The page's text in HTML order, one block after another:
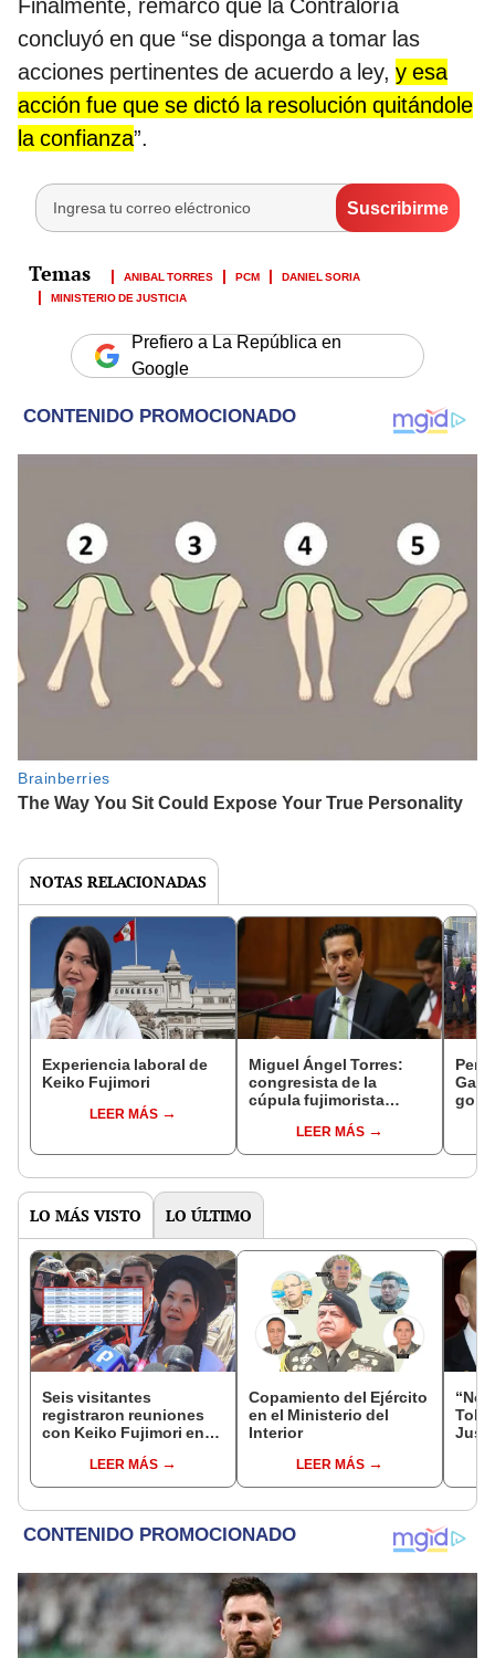
Finalmente, remarcó que la Contraloría
concluyó en que “se disponga a tomar las
acciones pertinentes de acuerdo a ley, y esa
acción fue que se dictó la resolución quitándole
la confianza”.
ANIBAL TORRES PCM
DANIEL SORIA
MINISTERIO DE JUSTICIA
Prefiero a La República en
Google
NOTAS RELACIONADAS
Experiencia laboral de
Keiko Fujimori
LEER MÁS
Miguel Ángel Torres:
congresista de la
cúpula fujimorista
del SenadoLEER MÁS
LO MÁS VISTO LO ÚLTIMO
Seis visitantes
registraron reuniones
con Keiko Fujimori en
presidenta se
encontraba en Junín
LEER MÁS
Copamiento del Ejército
en el Ministerio del
Interior
LEER MÁS
“No